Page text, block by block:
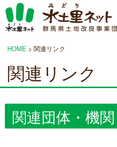
HOME > 関連リンク
関連リンク
関連団体・機関